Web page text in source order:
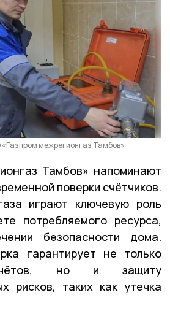
межрегионгаз Тамбов»
Тамбов» напоминают
поверки счётчиков.
играют ключевую роль
потребляемого ресурса,
безопасности дома.
гарантирует не только
но и защиту
рисков, таких как утечка